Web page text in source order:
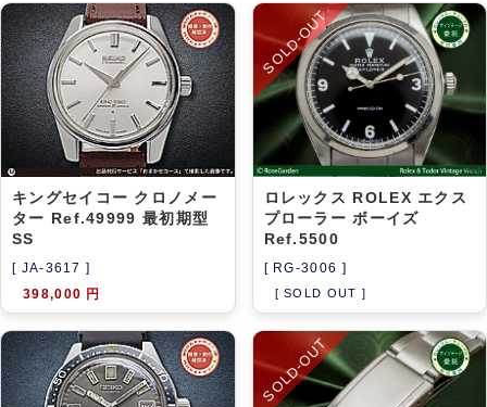
キングセイコー クロノメー
ター Ref.49999 最初期型
SS
[ JA-3617 ]
398,000 円
SOLD-OUT
ロレックス ROLEX エクス
プローラー ボーイズ
Ref.5500
[ RG-3006 ]
[ SOLD OUT ]
SOLD-OUT